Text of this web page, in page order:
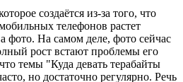
создаётся из-за того, что
телефонов растет
фото. На самом деле, фото сейчас
рост встают проблемы его
темы "Куда девать терабайты
но достаточно регулярно. Речь